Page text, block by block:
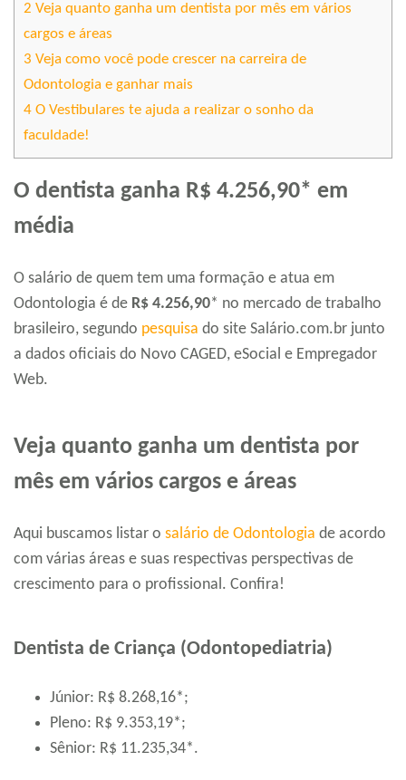
2 Veja quanto ganha um dentista por mês em vários
cargos e áreas
3 Veja como você pode crescer na carreira de
Odontologia e ganhar mais
4 O Vestibulares te ajuda a realizar o sonho da
faculdade!
O dentista ganha R$ 4.256,90* em
média
O salário de quem tem uma formação e atua em
Odontologia é de R$ 4.256,90* no mercado de trabalho
brasileiro, segundo pesquisa do site Salário.com.br junto
a dados oficiais do Novo CAGED, eSocial e Empregador
Web.
Veja quanto ganha um dentista por
mês em vários cargos e áreas
Aqui buscamos listar o salário de Odontologia de acordo
com várias áreas e suas respectivas perspectivas de
crescimento para o profissional. Confira!
Dentista de Criança (Odontopediatria)
Júnior: R$ 8.268,16*;
Pleno: R$ 9.353,19*;
Sênior: R$ 11.235,34*.